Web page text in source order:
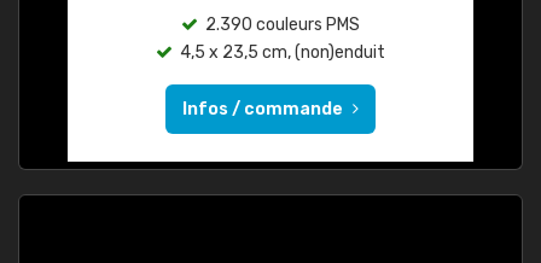
2.390 couleurs PMS
4,5 x 23,5 cm, (non)enduit
Infos / commande